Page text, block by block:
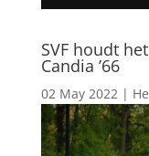
SVF houdt
Candia ’66
02 May 2022|